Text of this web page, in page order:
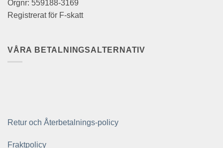
Orgnr: 559188-3169
Registrerat för F-skatt
VÅRA BETALNINGSALTERNATIV
Retur och Återbetalnings-policy
Fraktpolicy